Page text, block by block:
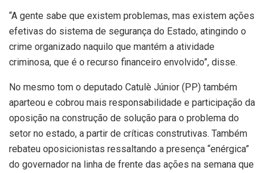
“A gente sabe que existem problemas, mas existem ações
efetivas do sistema de segurança do Estado, atingindo o
crime organizado naquilo que mantém a atividade
criminosa, que é o recurso financeiro envolvido”, disse.
No mesmo tom o deputado Catulè Júnior (PP) também
aparteou e cobrou mais responsabilidade e participação da
oposição na construção de solução para o problema do
setor no estado, a partir de críticas construtivas. Também
rebateu oposicionistas ressaltando a presença “enérgica”
do governador na linha de frente das ações na semana que